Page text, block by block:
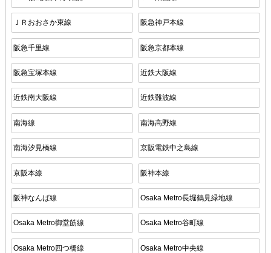
ＪＲおおさか東線 阪急神戸本線
阪急千里線 阪急京都本線
阪急宝塚本線 近鉄大阪線
近鉄南大阪線 近鉄難波線
南海線 南海高野線
南海汐見橋線 京阪電鉄中之島線
京阪本線 阪神本線
阪神なんば線 Osaka Metro長堀鶴見緑地線
Osaka Metro御堂筋線 Osaka Metro谷町線
Osaka Metro四つ橋線 Osaka Metro中央線